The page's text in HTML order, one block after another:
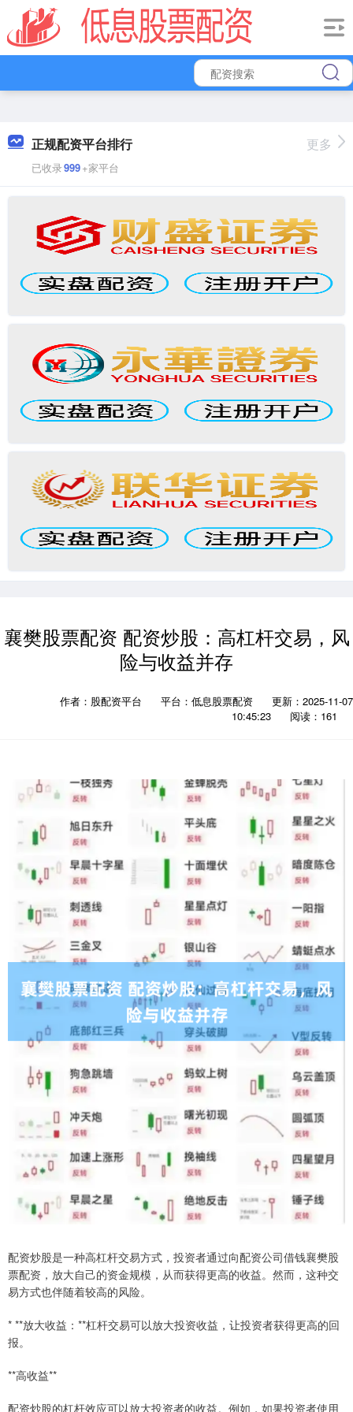
正规配资平台排行
已收录999+家平台
更多
襄樊股票配资 配资炒股：高杠杆交易，风
险与收益并存
作者：股配资平台 平台：低息股票配资
更新：2025-11-07
10:45:23
阅读：161
配资炒股是一种高杠杆交易方式，投资者通过向配资公司借钱襄樊股
票配资，放大自己的资金规模，从而获得更高的收益。然而，这种交
易方式也伴随着较高的风险。
* **放大收益：**杠杆交易可以放大投资收益，让投资者获得更高的回
报。
**高收益**
配资炒股的杠杆效应可以放大投资者的收益。例如，如果投资者使用